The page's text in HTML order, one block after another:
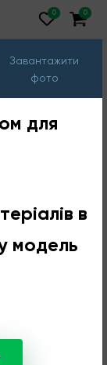
Завантажити
фото
для
в
модель